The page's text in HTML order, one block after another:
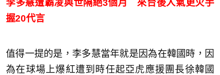
李多慧遭霸凌與世隔絕3個月 來台後人氣更火手
握20代言
值得一提的是，李多慧當年就是因為在韓國時，因
為在球場上爆紅遭到時任起亞虎應援團長徐韓國